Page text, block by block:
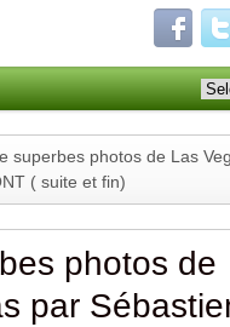
superbes photos de Las
( suite et fin)
photos de
par